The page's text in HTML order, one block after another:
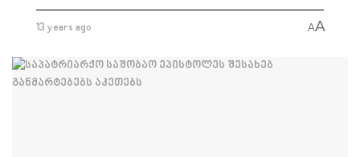
13 years ago AA